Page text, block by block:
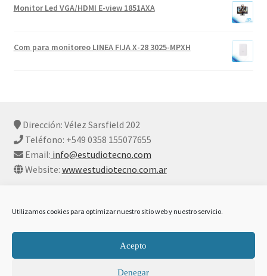
Utilizamos cookies para optimizar nuestro sitio web y nuestro servicio.
Acepto
Denegar
Monitor Led VGA/HDMI E-view 1851AXA
Com para monitoreo LINEA FIJA X-28 3025-MPXH
Dirección: Vélez Sarsfield 202
Teléfono: +549 0358 155077655
Email: info@estudiotecno.com
Website: www.estudiotecno.com.ar
Declaración De Privacidad Y Cookies
Construido con